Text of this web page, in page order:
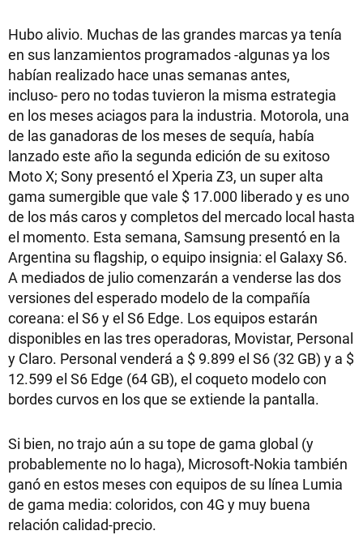
Hubo alivio. Muchas de las grandes marcas ya tenía
en sus lanzamientos programados -algunas ya los
habían realizado hace unas semanas antes,
incluso- pero no todas tuvieron la misma estrategia
en los meses aciagos para la industria. Motorola, una
de las ganadoras de los meses de sequía, había
lanzado este año la segunda edición de su exitoso
Moto X; Sony presentó el Xperia Z3, un super alta
gama sumergible que vale $ 17.000 liberado y es uno
de los más caros y completos del mercado local hasta
el momento. Esta semana, Samsung presentó en la
Argentina su flagship, o equipo insignia: el Galaxy S6.
A mediados de julio comenzarán a venderse las dos
versiones del esperado modelo de la compañía
coreana: el S6 y el S6 Edge. Los equipos estarán
disponibles en las tres operadoras, Movistar, Personal
y Claro. Personal venderá a $ 9.899 el S6 (32 GB) y a $
12.599 el S6 Edge (64 GB), el coqueto modelo con
bordes curvos en los que se extiende la pantalla.
Si bien, no trajo aún a su tope de gama global (y
probablemente no lo haga), Microsoft-Nokia también
ganó en estos meses con equipos de su línea Lumia
de gama media: coloridos, con 4G y muy buena
relación calidad-precio.